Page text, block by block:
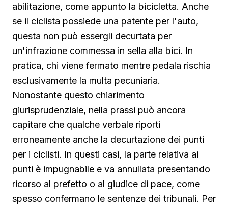
abilitazione, come appunto la bicicletta. Anche
se il ciclista possiede una patente per l'auto,
questa non può essergli decurtata per
un'infrazione commessa in sella alla bici. In
pratica, chi viene fermato mentre pedala rischia
esclusivamente la multa pecuniaria.
Nonostante questo chiarimento
giurisprudenziale, nella prassi può ancora
capitare che qualche verbale riporti
erroneamente anche la decurtazione dei punti
per i ciclisti. In questi casi, la parte relativa ai
punti è impugnabile e va annullata presentando
ricorso al prefetto o al giudice di pace, come
spesso confermano le sentenze dei tribunali. Per